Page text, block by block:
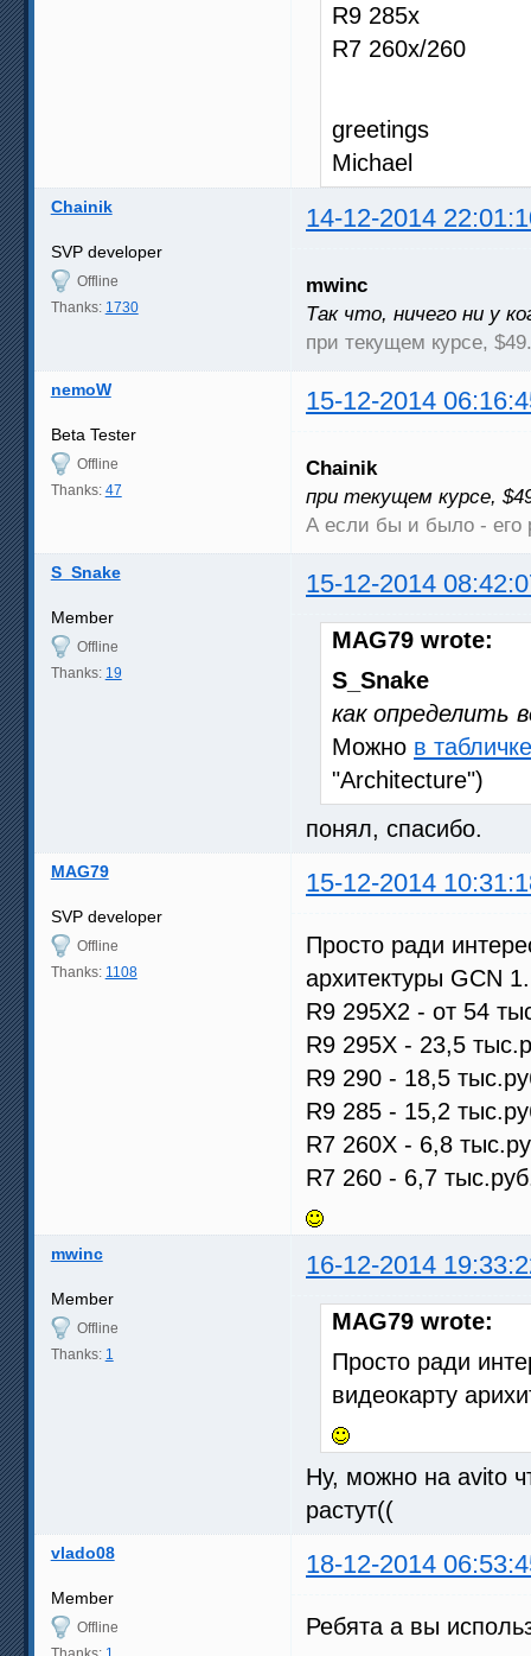
R9 285x
R7 260x/260
greetings
Michael
Chainik 14-12-2014
SVP developer
Offline
Thanks: 1730
mwinc
Так что, ничего ни у
при текущем курсе,
nemoW 15-12-2014
Beta Tester
Offline
Thanks: 47
Chainik
при текущем курсе,
А если бы и было - его
S_Snake 15-12-2014
Member
Offline
Thanks: 19
MAG79 wrote:
S_Snake
как определить
Можно в
"Architecture")
понял, спасибо.
MAG79 15-12-2014
SVP developer
Offline
Thanks: 1108
Просто ради
архитектуры GCN
R9 295X2 - от 54
R9 295X - 23,5
R9 290 - 18,5
R9 285 - 15,2
R7 260X - 6,8
R7 260 - 6,7
mwinc 16-12-2014
Member
Offline
Thanks: 1
MAG79 wrote:
Просто ради
видеокарту
Ну, можно на avito
растут((
vlado08 18-12-2014
Member
Offline
Ребята а вы